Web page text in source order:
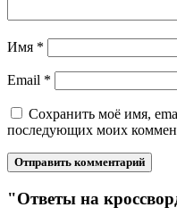
Имя *
Email *
Сохранить моё имя,
последующих моих
"Ответы на